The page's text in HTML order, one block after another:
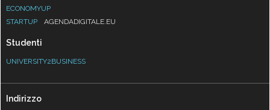
ECONOMYUP
STARTUP
AGENDADIGITALE.EU
Studenti
UNIVERSITY2BUSINESS
Indirizzo